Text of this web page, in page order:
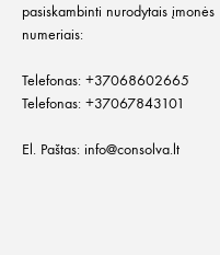
pasiskambinti nurodytais įmonės
numeriais:
Telefonas: +37068602665
Telefonas: +37067843101
El. Paštas: info@consolva.lt